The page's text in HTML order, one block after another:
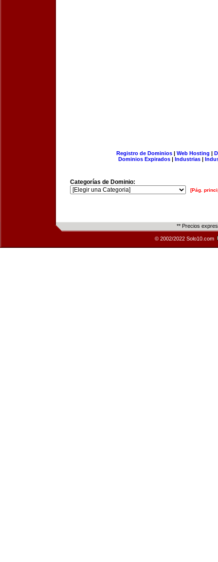
Registro de Dominios| Web Hosting |
Dominios Expirados | Industrias |
Categorías de Dominio:
[Pág.
** Precios
© 2002/2022 Solo10.com